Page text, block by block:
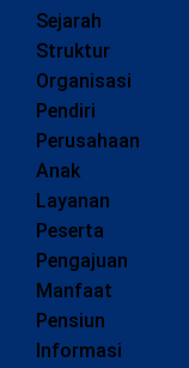
Sejarah
Struktur
Organisasi
Pendiri
Perusahaan
Anak
Layanan
Peserta
Pengajuan
Manfaat
Pensiun
Informasi